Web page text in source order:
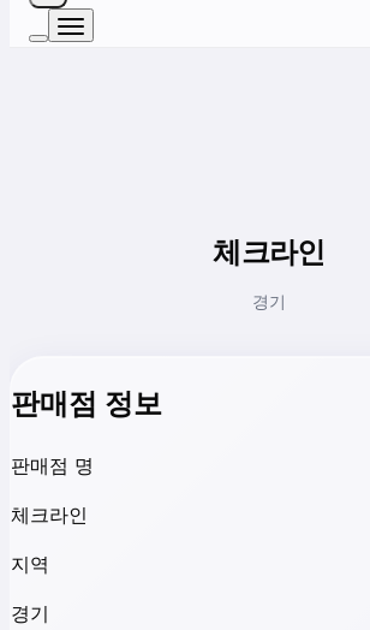
체크라인
경기
판매점 정보
판매점 명
체크라인
지역
경기